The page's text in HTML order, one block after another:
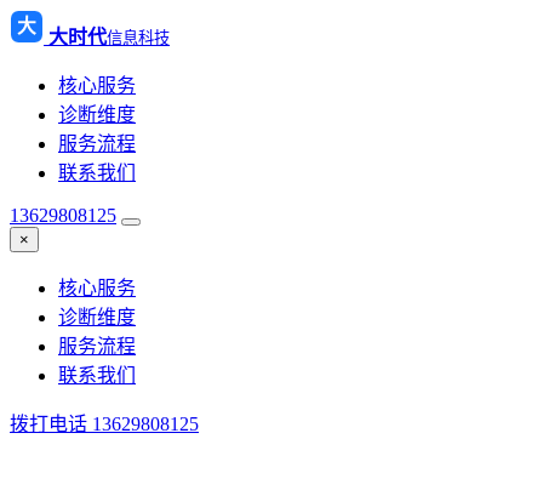
大 大时代信息科技
核心服务
诊断维度
服务流程
联系我们
13629808125
×
核心服务
诊断维度
服务流程
联系我们
拨打电话 13629808125